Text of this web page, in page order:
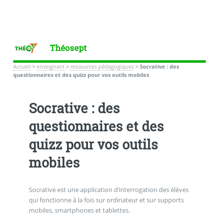
Théosept
Accueil > enseignant> ressources pédagogiques> Socrative : des
questionnaires et des quizz pour vos outils mobiles
Socrative : des
questionnaires et des
quizz pour vos outils
mobiles
Socrative est une application d’interrogation des élèves
qui fonctionne à la fois sur ordinateur et sur supports
mobiles, smartphones et tablettes.